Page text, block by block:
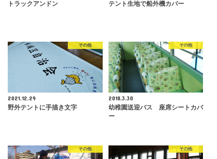
トラックアンドン
テント生地で船外機カバー
その他
2021.12.29
野外テントに手描き文字
その他
2018.3.30
幼稚園送迎バス 座席シートカバ
ー
その他 その他